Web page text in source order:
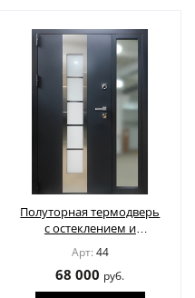
Полуторная термодверь
с остеклением и
декоративными
вставками из
нержавейки
Арт: 44
68 000 руб.